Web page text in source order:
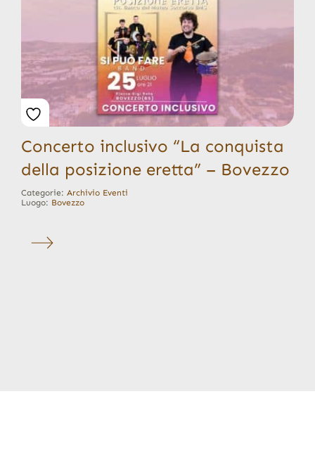
Concerto inclusivo “La conquista
della posizione eretta” – Bovezzo
Categorie: Archivio Eventi
Luogo: Bovezzo